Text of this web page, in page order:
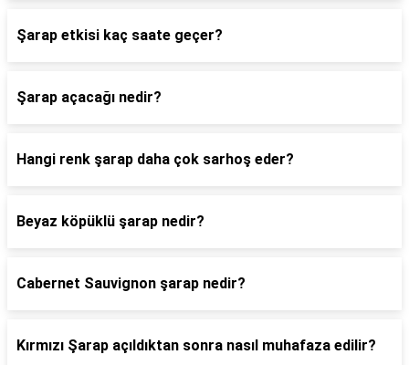
Şarap etkisi kaç saate geçer?
Şarap açacağı nedir?
Hangi renk şarap daha çok sarhoş eder?
Beyaz köpüklü şarap nedir?
Cabernet Sauvignon şarap nedir?
Kırmızı Şarap açıldıktan sonra nasıl muhafaza edilir?